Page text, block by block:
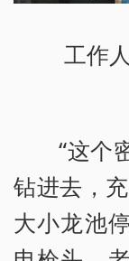
工作
“这个
钻进去，
大小龙池